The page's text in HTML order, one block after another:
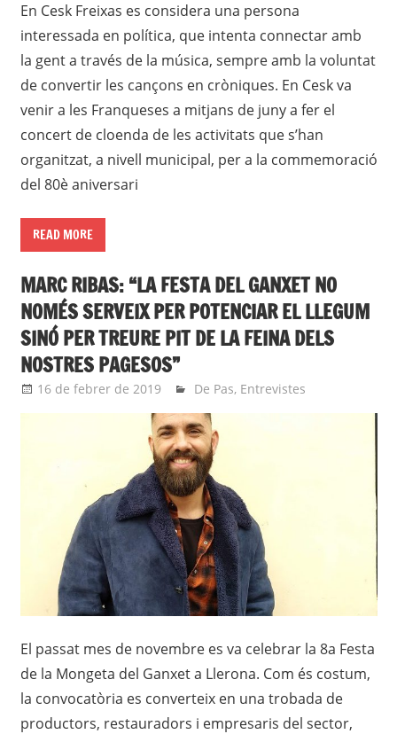
En Cesk Freixas es considera una persona
interessada en política, que intenta connectar amb
la gent a través de la música, sempre amb la voluntat
de convertir les cançons en cròniques. En Cesk va
venir a les Franqueses a mitjans de juny a fer el
concert de cloenda de les activitats que s’han
organitzat, a nivell municipal, per a la commemoració
del 80è aniversari
READ MORE
MARC RIBAS: “LA FESTA DEL GANXET NO
NOMÉS SERVEIX PER POTENCIAR EL LLEGUM
SINÓ PER TREURE PIT DE LA FEINA DELS
NOSTRES PAGESOS”
16 de febrer de 2019 roger
De Pas, Entrevistes
El passat mes de novembre es va celebrar la 8a Festa
de la Mongeta del Ganxet a Llerona. Com és costum,
la convocatòria es converteix en una trobada de
productors, restauradors i empresaris del sector,